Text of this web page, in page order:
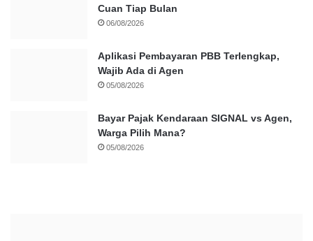
Cuan Tiap Bulan
06/08/2026
Aplikasi Pembayaran PBB Terlengkap,
Wajib Ada di Agen
05/08/2026
Bayar Pajak Kendaraan SIGNAL vs Agen,
Warga Pilih Mana?
05/08/2026